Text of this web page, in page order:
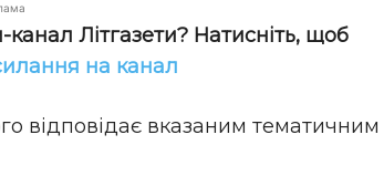
Літгазети? Натисніть, щоб
на канал
відповідає вказаним тематичним